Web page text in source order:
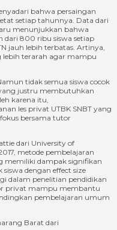
bahwa persaingan
setiap tahunnya. Data dari
menunjukkan bahwa
dari 800 ribu siswa setiap
jauh lebih terbatas. Artinya,
lebih terarah agar mampu
tidak semua siswa cocok
justru membutuhkan
karena itu,
les privat UTBK SNBT yang
bersama tutor
dari University of
metode pembelajaran
memiliki dampak signifikan
dengan effect size
dalam penelitian pendidikan
privat mampu membantu
pembelajaran umum
Barat dari